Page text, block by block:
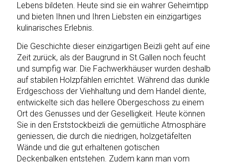
Lebens bildeten. Heute sind sie ein wahrer Geheimtipp
und bieten Ihnen und Ihren Liebsten ein einzigartiges
kulinarisches Erlebnis.
Die Geschichte dieser einzigartigen Beizli geht auf eine
Zeit zurück, als der Baugrund in St.Gallen noch feucht
und sumpfig war. Die Fachwerkhäuser wurden deshalb
auf stabilen Holzpfählen errichtet. Während das dunkle
Erdgeschoss der Viehhaltung und dem Handel diente,
entwickelte sich das hellere Obergeschoss zu einem
Ort des Genusses und der Geselligkeit. Heute können
Sie in den Erststockbeizli die gemütliche Atmosphäre
geniessen, die durch die niedrigen, holzgetäfelten
Wände und die gut erhaltenen gotischen
Deckenbalken entstehen. Zudem kann man vom
Zurück